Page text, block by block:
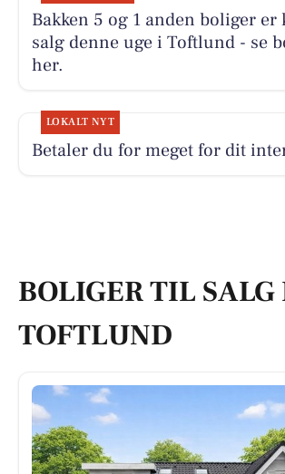
Bakken 5 og 1 anden boliger
salg denne uge i Toftlund - se
her.
LOKALT NYT
Betaler du for meget for dit
BOLIGER TIL SALG
TOFTLUND